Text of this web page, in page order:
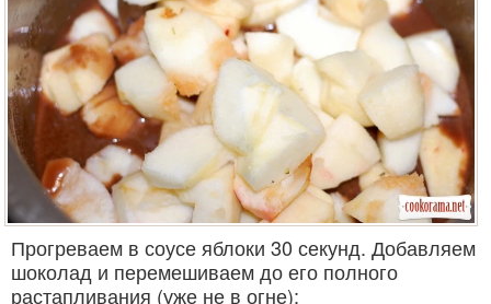
Прогреваем в соусе яблоки 30 секунд. Добавляем
шоколад и перемешиваем до его полного
растапливания (уже не в огне):